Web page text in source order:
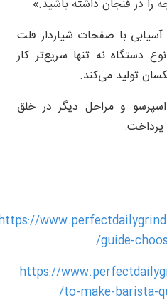
را در فنجان داشته باشید.»
با صفحات شیاردار فلت
دستگاه نه تنها سریع‌تر کار
تولید می‌کند.
و مراحل دیگر در خلق
پرداخت.
guide-
https://
to-make-barista-